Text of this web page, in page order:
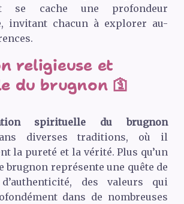
cache une profondeur
invitant chacun à explorer au-
religieuse et
du brugnon 🛐
spirituelle du brugnon
diverses traditions, où il
la pureté et la vérité. Plus qu’un
représente une quête de
des valeurs qui
dans de nombreuses